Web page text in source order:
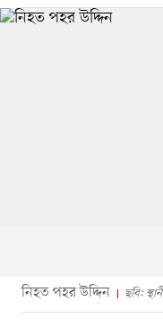
নিহত পহর উদ্দিন ছবি: